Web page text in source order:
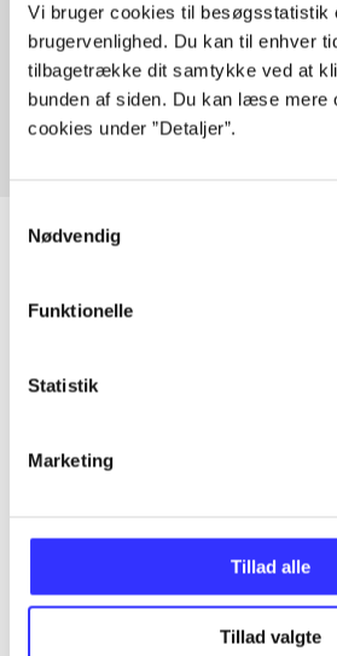
Vi bruger cookies til besøgsstatistik
brugervenlighed. Du kan til enhver
tilbagetrække dit samtykke ved at
bunden af siden. Du kan læse mere
cookies under ”Detaljer”.
Nødvendig
Funktionelle
Statistik
Marketing
Tillad alle
Tillad valgte
Artikler med samme
Fra
Artikler